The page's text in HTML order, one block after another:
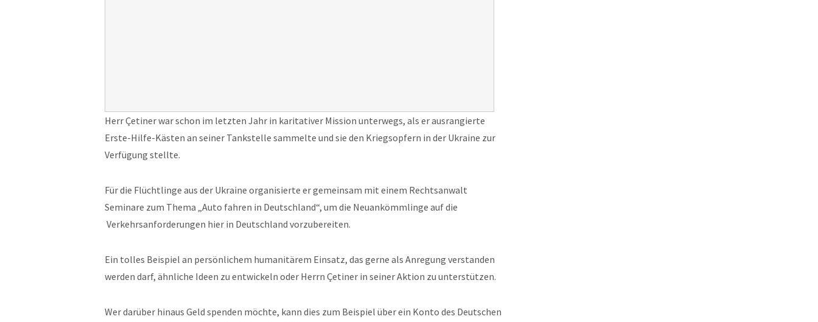
Herr Çetiner war schon im letzten Jahr in karitativer Mission unterwegs, als er ausrangierte
Erste-Hilfe-Kästen an seiner Tankstelle sammelte und sie den Kriegsopfern in der Ukraine zur
Verfügung stellte.
Für die Flüchtlinge aus der Ukraine organisierte er gemeinsam mit einem Rechtsanwalt
Seminare zum Thema „Auto fahren in Deutschland“, um die Neuankömmlinge auf die
Verkehrsanforderungen hier in Deutschland vorzubereiten.
Ein tolles Beispiel an persönlichem humanitärem Einsatz, das gerne als Anregung verstanden
werden darf, ähnliche Ideen zu entwickeln oder Herrn Çetiner in seiner Aktion zu unterstützen.
Wer darüber hinaus Geld spenden möchte, kann dies zum Beispiel über ein Konto des Deutschen